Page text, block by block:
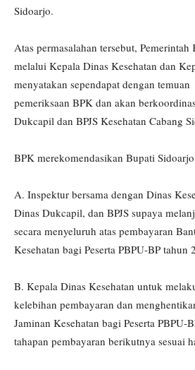
Sidoarjo.
Atas permasalahan tersebut,
melalui Kepala Dinas Kesehatan dan
menyatakan sependapat dengan temuan
pemeriksaan BPK dan akan
Dukcapil dan BPJS Kesehatan Cabang
BPK merekomendasikan Bupati
A. Inspektur bersama dengan Dinas
Dinas Dukcapil, dan BPJS supaya
secara menyeluruh atas pembayaran
Kesehatan bagi Peserta PBPU-BP tahun
B. Kepala Dinas Kesehatan untuk
kelebihan pembayaran dan
Jaminan Kesehatan bagi Peserta PBPU-
tahapan pembayaran berikutnya sesuai